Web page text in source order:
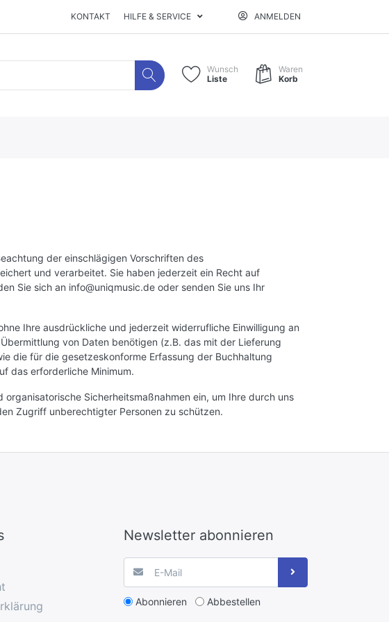
KONTAKT HILFE & SERVICE ANMELDEN
Wunsch
Liste
Waren
Korb
der einschlägigen Vorschriften des
und verarbeitet. Sie haben jederzeit ein Recht auf
Sie sich an info@uniqmusic.de oder senden Sie uns Ihr
Ihre ausdrückliche und jederzeit widerrufliche Einwilligung an
von Daten benötigen (z.B. das mit der Lieferung
die für die gesetzeskonforme Erfassung der Buchhaltung
das erforderliche Minimum.
Sicherheitsmaßnahmen ein, um Ihre durch uns
Zugriff unberechtigter Personen zu schützen.
Newsletter abonnieren
Abonnieren Abbestellen